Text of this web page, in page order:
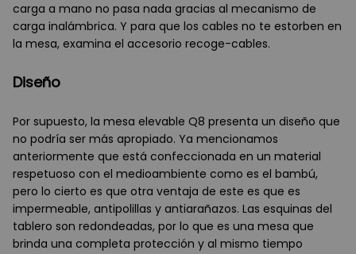
carga a mano no pasa nada gracias al mecanismo de
carga inalámbrica. Y para que los cables no te estorben en
la mesa, examina el accesorio recoge-cables.
Diseño
Por supuesto, la mesa elevable Q8 presenta un diseño que
no podría ser más apropiado. Ya mencionamos
anteriormente que está confeccionada en un material
respetuoso con el medioambiente como es el bambú,
pero lo cierto es que otra ventaja de este es que es
impermeable, antipolillas y antiarañazos. Las esquinas del
tablero son redondeadas, por lo que es una mesa que
brinda una completa protección y al mismo tiempo